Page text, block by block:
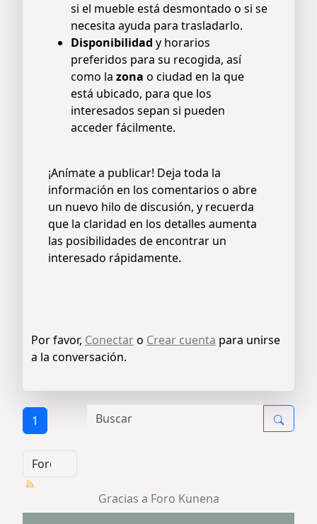
si el mueble está desmontado o si se
necesita ayuda para trasladarlo.
Disponibilidad y horarios
preferidos para su recogida, así
como la zona o ciudad en la que
está ubicado, para que los
interesados sepan si pueden
acceder fácilmente.
¡Anímate a publicar! Deja toda la
información en los comentarios o abre
un nuevo hilo de discusión, y recuerda
que la claridad en los detalles aumenta
las posibilidades de encontrar un
interesado rápidamente.
Por favor, Conectaro Crear cuenta para unirse
a la conversación.
1
Gracias a Foro Kunena